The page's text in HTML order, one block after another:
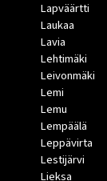
Lapväärtti
Laukaa
Lavia
Lehtimäki
Leivonmäki
Lemi
Lemu
Lempäälä
Leppävirta
Lestijärvi
Lieksa